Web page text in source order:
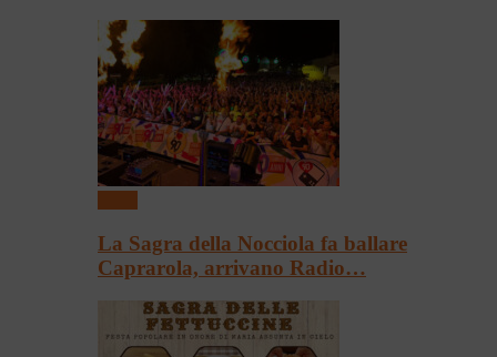
La Sagra della Nocciola fa ballare
Caprarola, arrivano Radio…